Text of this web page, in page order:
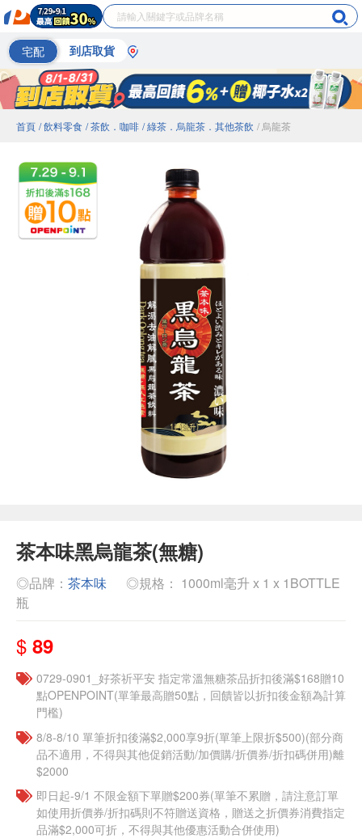
宅配 到店取貨
首頁 / 飲料零食 / 茶飲．咖啡 / 綠茶．烏龍茶．其他茶飲 / 烏龍茶
茶本味黑烏龍茶(無糖)
◎品牌： 茶本味
◎規格： 1000ml毫升 x 1 x 1BOTTLE
瓶
$ 89
​​0729-0901_好茶祈平安 指定常溫無糖茶品折扣後滿$168贈10
點OPENPOINT(單筆最高贈50點，回饋皆以折扣後金額為計算
門檻)
8/8-8/10 單筆折扣後滿$2,000享9折(單筆上限折$500)(部分商
品不適用，不得與其他促銷活動/加價購/折價券/折扣碼併用)離
$2000
即日起-9/1 不限金額下單贈$200券(單筆不累贈，請注意訂單
如使用折價券/折扣碼則不符贈送資格，贈送之折價券消費指定
品滿$2,000可折，不得與其他優惠活動合併使用)